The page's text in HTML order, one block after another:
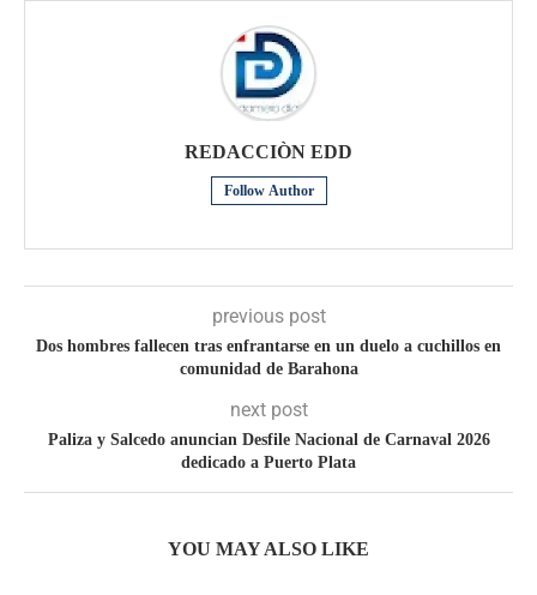
REDACCIÒN EDD
Follow Author
previous post
Dos hombres fallecen tras enfrantarse en un duelo a cuchillos en
comunidad de Barahona
next post
Paliza y Salcedo anuncian Desfile Nacional de Carnaval 2026
dedicado a Puerto Plata
YOU MAY ALSO LIKE